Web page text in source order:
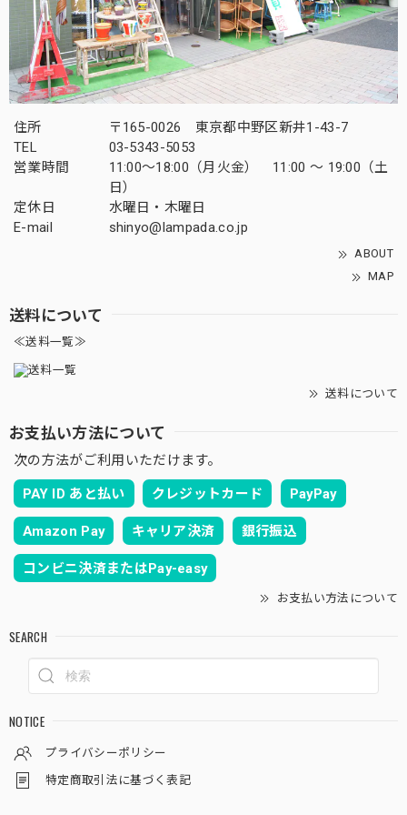
住所
〒165-0026 東京都中野区新井1-43-7
TEL
03-5343-5053
営業時間
11:00～18:00（月火金） 11:00 ～ 19:00（土
日）
定休日
水曜日・木曜日
E-mail
shinyo@lampada.co.jp
ABOUT
MAP
送料について
≪送料一覧≫
送料について
お支払い方法について
次の方法がご利用いただけます。
PAY ID あと払い クレジットカード PayPay
Amazon Pay キャリア決済 銀行振込
コンビニ決済またはPay-easy
お支払い方法について
SEARCH
NOTICE
プライバシーポリシー
特定商取引法に基づく表記